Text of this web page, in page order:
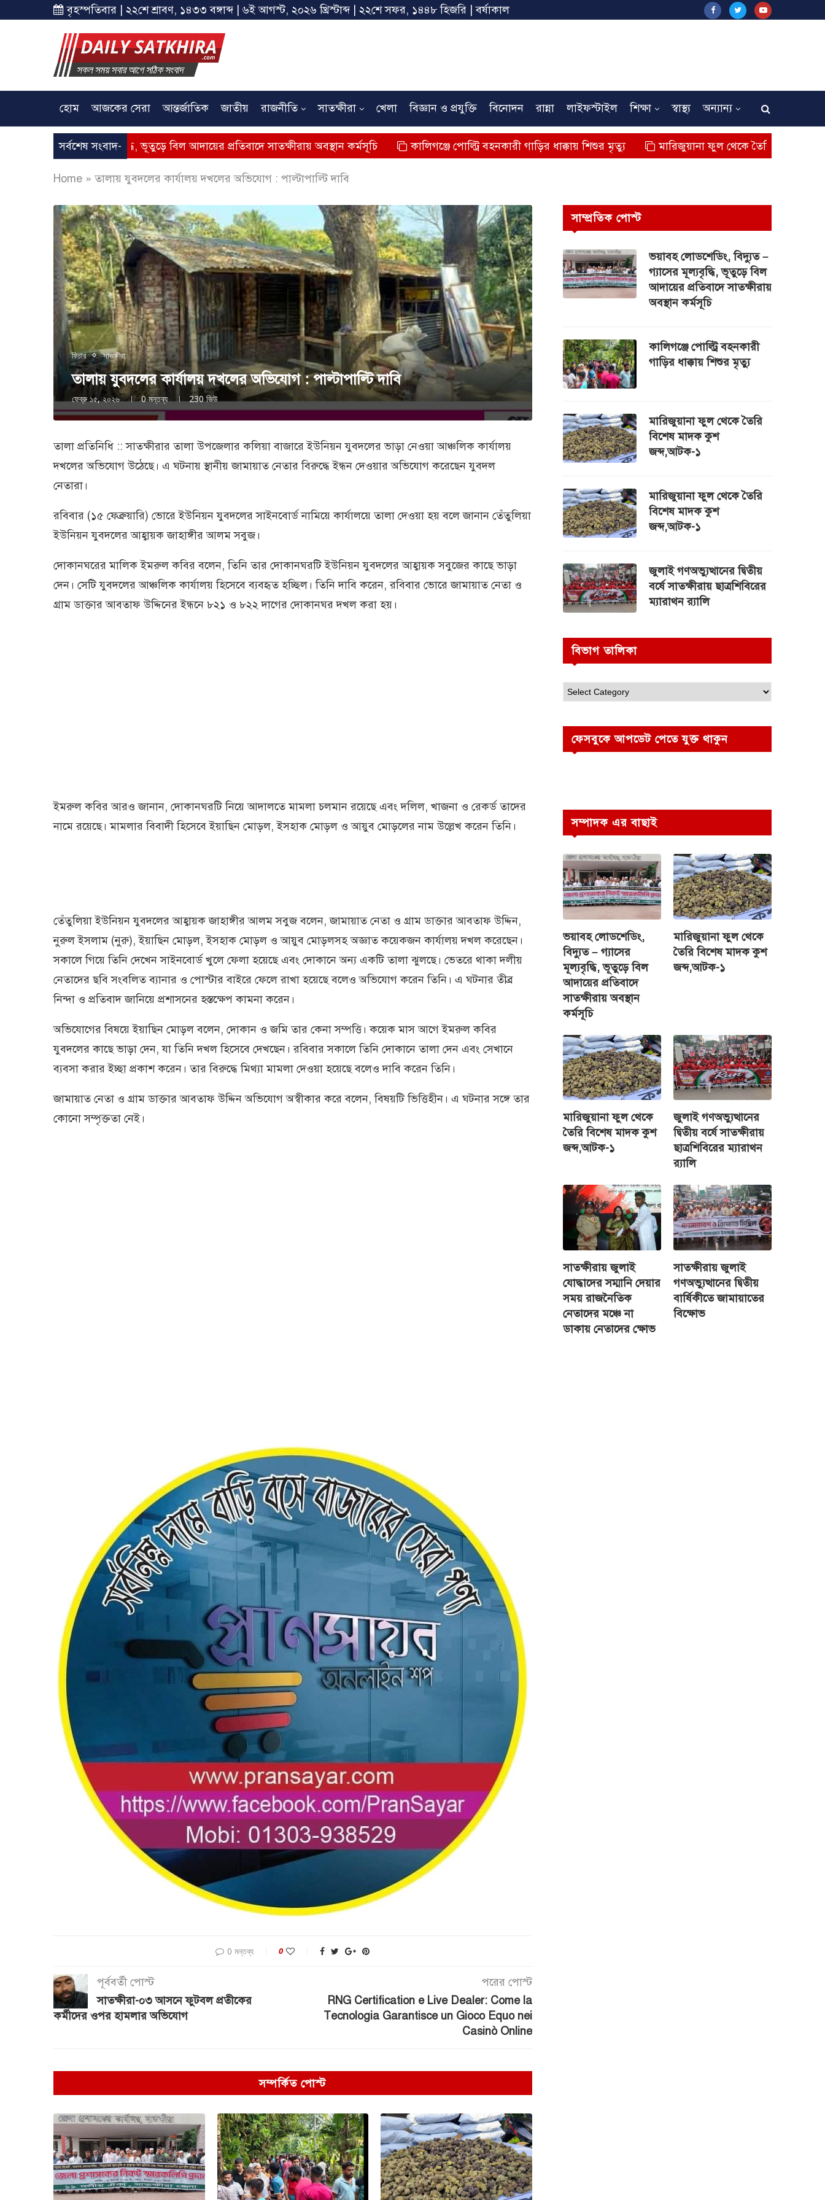
বৃহস্পতিবার | ২২শে শ্রাবণ, ১৪৩৩ বঙ্গাব্দ | ৬ই আগস্ট, ২০২৬ খ্রিস্টাব্দ | ২২শে সফর, ১৪৪৮ হিজরি | বর্ষাকাল
হোম আজকের সেরা আন্তর্জাতিক জাতীয় রাজনীতি সাতক্ষীরা খেলা বিজ্ঞান ও প্রযুক্তি বিনোদন রান্না লাইফস্টাইল শিক্ষা স্বাস্থ্য অন্যান্য
সর্বশেষ সংবাদ-
মূল্যবৃদ্ধি, ভূতুড়ে বিল আদায়ের প্রতিবাদে সাতক্ষীরায় অবস্থান কর্মসূচি কালিগঞ্জে পোল্ট্রি বহনকারী গাড়ির ধাক্কায় শিশুর মৃত্যু মারিজুয়ানা ফুল থেকে তৈরি বিশেষ মাদক কুশ
Home »তালায় যুবদলের কার্যালয় দখলের অভিযোগ : পাল্টাপাল্টি দাবি
ফিচার সাতক্ষীরা
তালায় যুবদলের কার্যালয় দখলের অভিযোগ : পাল্টাপাল্টি দাবি
ফেব্রু ১৫, ২০২৬ 0 মন্তব্য 230ভিউ
তালা প্রতিনিধি :: সাতক্ষীরার তালা উপজেলার কলিয়া বাজারে ইউনিয়ন যুবদলের ভাড়া নেওয়া আঞ্চলিক কার্যালয়
দখলের অভিযোগ উঠেছে। এ ঘটনায় স্থানীয় জামায়াত নেতার বিরুদ্ধে ইন্ধন দেওয়ার অভিযোগ করেছেন যুবদল
নেতারা।
রবিবার (১৫ ফেব্রুয়ারি) ভোরে ইউনিয়ন যুবদলের সাইনবোর্ড নামিয়ে কার্যালয়ে তালা দেওয়া হয় বলে জানান তেঁতুলিয়া
ইউনিয়ন যুবদলের আহ্বায়ক জাহাঙ্গীর আলম সবুজ।
দোকানঘরের মালিক ইমরুল কবির বলেন, তিনি তার দোকানঘরটি ইউনিয়ন যুবদলের আহ্বায়ক সবুজের কাছে ভাড়া
দেন। সেটি যুবদলের আঞ্চলিক কার্যালয় হিসেবে ব্যবহৃত হচ্ছিল। তিনি দাবি করেন, রবিবার ভোরে জামায়াত নেতা ও
গ্রাম ডাক্তার আবতাফ উদ্দিনের ইন্ধনে ৮২১ ও ৮২২ দাগের দোকানঘর দখল করা হয়।
ইমরুল কবির আরও জানান, দোকানঘরটি নিয়ে আদালতে মামলা চলমান রয়েছে এবং দলিল, খাজনা ও রেকর্ড তাদের
নামে রয়েছে। মামলার বিবাদী হিসেবে ইয়াছিন মোড়ল, ইসহাক মোড়ল ও আয়ুব মোড়লের নাম উল্লেখ করেন তিনি।
তেঁতুলিয়া ইউনিয়ন যুবদলের আহ্বায়ক জাহাঙ্গীর আলম সবুজ বলেন, জামায়াত নেতা ও গ্রাম ডাক্তার আবতাফ উদ্দিন,
নুরুল ইসলাম (নুরু), ইয়াছিন মোড়ল, ইসহাক মোড়ল ও আয়ুব মোড়লসহ অজ্ঞাত কয়েকজন কার্যালয় দখল করেছেন।
সকালে গিয়ে তিনি দেখেন সাইনবোর্ড খুলে ফেলা হয়েছে এবং দোকানে অন্য একটি তালা ঝুলছে। ভেতরে থাকা দলীয়
নেতাদের ছবি সংবলিত ব্যানার ও পোস্টার বাইরে ফেলে রাখা হয়েছে বলেও অভিযোগ করেন তিনি। এ ঘটনার তীব্র
নিন্দা ও প্রতিবাদ জানিয়ে প্রশাসনের হস্তক্ষেপ কামনা করেন।
অভিযোগের বিষয়ে ইয়াছিন মোড়ল বলেন, দোকান ও জমি তার কেনা সম্পত্তি। কয়েক মাস আগে ইমরুল কবির
যুবদলের কাছে ভাড়া দেন, যা তিনি দখল হিসেবে দেখছেন। রবিবার সকালে তিনি দোকানে তালা দেন এবং সেখানে
ব্যবসা করার ইচ্ছা প্রকাশ করেন। তার বিরুদ্ধে মিথ্যা মামলা দেওয়া হয়েছে বলেও দাবি করেন তিনি।
জামায়াত নেতা ও গ্রাম ডাক্তার আবতাফ উদ্দিন অভিযোগ অস্বীকার করে বলেন, বিষয়টি ভিত্তিহীন। এ ঘটনার সঙ্গে তার
কোনো সম্পৃক্ততা নেই।
0 মন্তব্য 0
পূর্ববর্তী পোস্ট
সাতক্ষীরা-০৩ আসনে ফুটবল প্রতীকের
কর্মীদের ওপর হামলার অভিযোগ
পরের পোস্ট
RNG Certification e Live Dealer: Come la
Tecnologia Garantisce un Gioco Equo nei
Casinò Online
সম্পর্কিত পোস্ট
সাম্প্রতিক পোস্ট
ভয়াবহ লোডশেডিং, বিদ্যুত –
গ্যাসের মূল্যবৃদ্ধি, ভূতুড়ে বিল
আদায়ের প্রতিবাদে সাতক্ষীরায়
অবস্থান কর্মসূচি
কালিগঞ্জে পোল্ট্রি বহনকারী
গাড়ির ধাক্কায় শিশুর মৃত্যু
মারিজুয়ানা ফুল থেকে তৈরি
বিশেষ মাদক কুশ
জব্দ,আটক-১
মারিজুয়ানা ফুল থেকে তৈরি
বিশেষ মাদক কুশ
জব্দ,আটক-১
জুলাই গণঅভ্যুত্থানের দ্বিতীয়
বর্ষে সাতক্ষীরায় ছাত্রশিবিরের
ম্যারাথন র‌্যালি
বিভাগ তালিকা
ফেসবুকে আপডেট পেতে যুক্ত থাকুন
সম্পাদক এর বাছাই
ভয়াবহ লোডশেডিং,
বিদ্যুত – গ্যাসের
মূল্যবৃদ্ধি, ভূতুড়ে বিল
আদায়ের প্রতিবাদে
সাতক্ষীরায় অবস্থান
কর্মসূচি
মারিজুয়ানা ফুল থেকে
তৈরি বিশেষ মাদক কুশ
জব্দ,আটক-১
মারিজুয়ানা ফুল থেকে
তৈরি বিশেষ মাদক কুশ
জব্দ,আটক-১
জুলাই গণঅভ্যুত্থানের
দ্বিতীয় বর্ষে সাতক্ষীরায়
ছাত্রশিবিরের ম্যারাথন
র‌্যালি
সাতক্ষীরায় জুলাই
যোদ্ধাদের সম্মানি দেয়ার
সময় রাজনৈতিক
নেতাদের মঞ্চে না
ডাকায় নেতাদের ক্ষোভ
সাতক্ষীরায় জুলাই
গণঅভ্যুত্থানের দ্বিতীয়
বার্ষিকীতে জামায়াতের
বিক্ষোভ